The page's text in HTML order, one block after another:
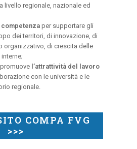
livello regionale, nazionale ed
per supportare gli
dei territori, di innovazione, di
organizzativo, di crescita delle
l’attrattività del lavoro
con le università e le
regionale.
COMPA FVG
>>>